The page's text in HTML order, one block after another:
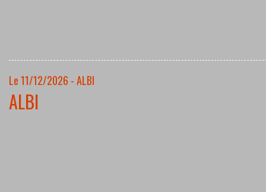
Le 11/12/2026 - ALBI
ALBI